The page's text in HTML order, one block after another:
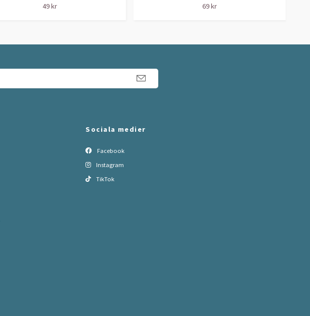
49 kr
69 kr
Sociala medier
Facebook
Instagram
TikTok